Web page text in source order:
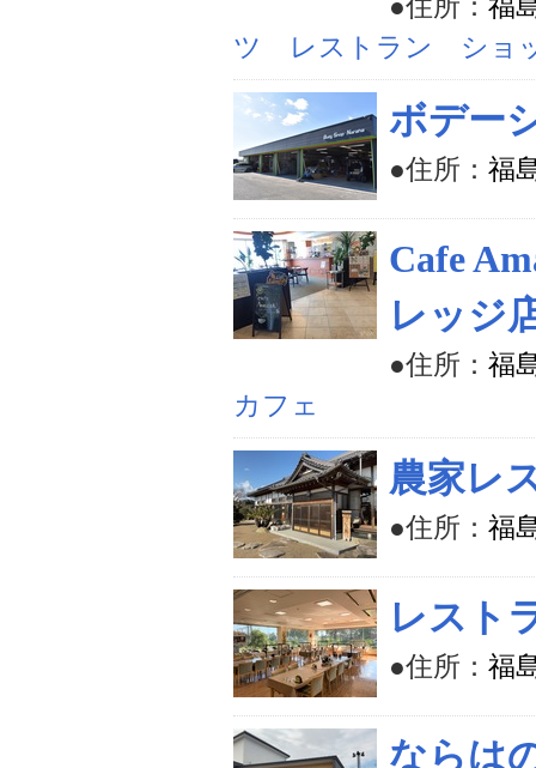
ツ レストラン ショ
ボデー
●住所： 福
Cafe
レッジ
●住所： 福
カフェ
農家レ
●住所： 福
レスト
●住所： 福
ならは